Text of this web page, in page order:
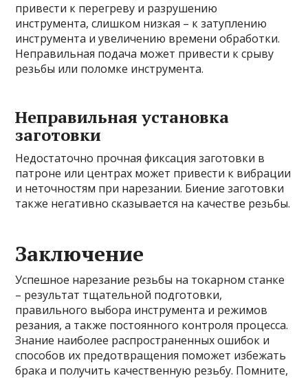
привести к перегреву и разрушению
инструмента, слишком низкая – к затуплению
инструмента и увеличению времени обработки.
Неправильная подача может привести к срыву
резьбы или поломке инструмента.
Неправильная установка
заготовки
Недостаточно прочная фиксация заготовки в
патроне или центрах может привести к вибрации
и неточностям при нарезании. Биение заготовки
также негативно сказывается на качестве резьбы.
Заключение
Успешное нарезание резьбы на токарном станке
– результат тщательной подготовки,
правильного выбора инструмента и режимов
резания, а также постоянного контроля процесса.
Знание наиболее распространенных ошибок и
способов их предотвращения поможет избежать
брака и получить качественную резьбу. Помните,